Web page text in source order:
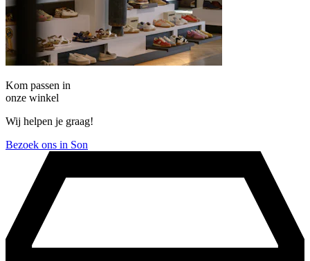
Kom passen in
onze winkel
Wij helpen je graag!
Bezoek ons in Son